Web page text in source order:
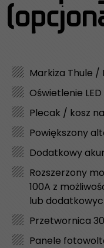
Markiza Thule /
Oświetlenie
Plecak / kosz
Powiększony
Dodatkowy
Rozszerzony
100A z
lub
Przetwornica
Panele